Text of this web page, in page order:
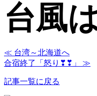
台風
≪ 台湾～北海道へ
合宿終了「怒り❣❣」 ≫
記事一覧に戻る